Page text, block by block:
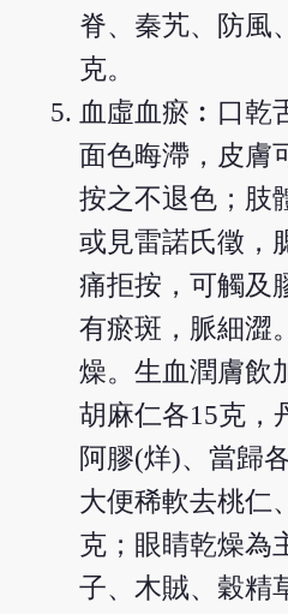
脊、秦艽、防風
克。
血虛血瘀︰口乾
面色晦滯，皮膚
按之不退色；肢
或見雷諾氏徵，
痛拒按，可觸及
有瘀斑，脈細澀
燥。生血潤膚飲
胡麻仁各15克，
阿膠(烊)、當歸
大便稀軟去桃仁
克；眼睛乾燥為
子、木賊、穀精